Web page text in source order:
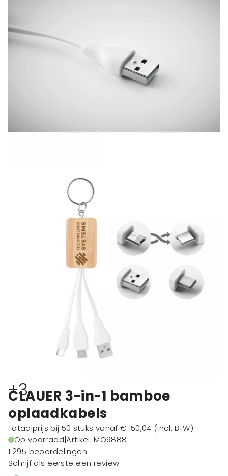
+3
CLAUER 3-in-1 bamboe
oplaadkabels
Totaalprijs bij 50 stuks vanaf € 150,04 (incl. BTW)
Op voorraad|Artikel: MO9888
1.295 beoordelingen
Schrijf als eerste een review